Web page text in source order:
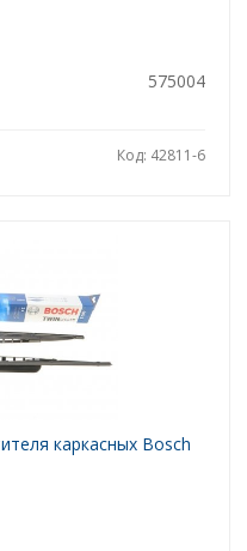
575004
Код: 42811-6
каркасных Bosch